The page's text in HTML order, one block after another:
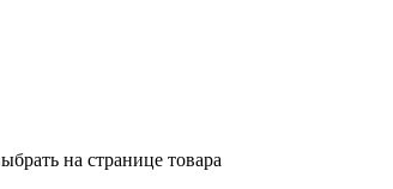
на странице товара